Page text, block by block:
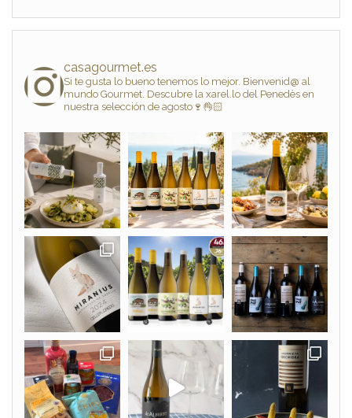
casagourmet.es
Si te gusta lo bueno tenemos lo mejor. Bienvenid@ al
mundo Gourmet. Descubre la xarel.lo del Penedès en
nuestra selección de agosto🍷👌🏻